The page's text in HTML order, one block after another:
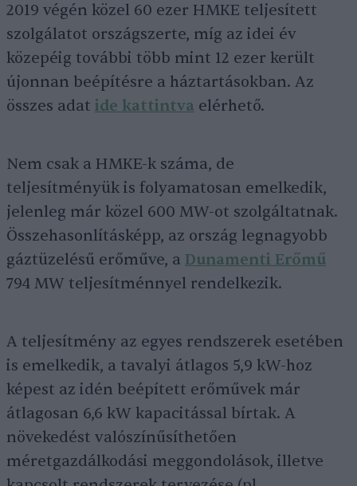
2019 végén közel 60 ezer HMKE teljesített
szolgálatot országszerte, míg az idei év
közepéig további több mint 12 ezer került
újonnan beépítésre a háztartásokban. Az
összes adat ide kattintva elérhető.
Nem csak a HMKE-k száma, de
teljesítményük is folyamatosan emelkedik,
jelenleg már közel 600 MW-ot szolgáltatnak.
Összehasonlításképp, az ország legnagyobb
gáztüzelésű erőműve, a Dunamenti Erőmű
794 MW teljesítménnyel rendelkezik.
A teljesítmény az egyes rendszerek esetében
is emelkedik, a tavalyi átlagos 5,9 kW-hoz
képest az idén beépített erőművek már
átlagosan 6,6 kW kapacitással bírtak. A
növekedést valószínűsíthetően
méretgazdálkodási meggondolások, illetve